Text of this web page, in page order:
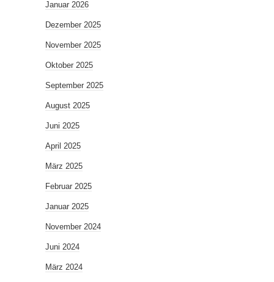
Januar 2026
Dezember 2025
November 2025
Oktober 2025
September 2025
August 2025
Juni 2025
April 2025
März 2025
Februar 2025
Januar 2025
November 2024
Juni 2024
März 2024